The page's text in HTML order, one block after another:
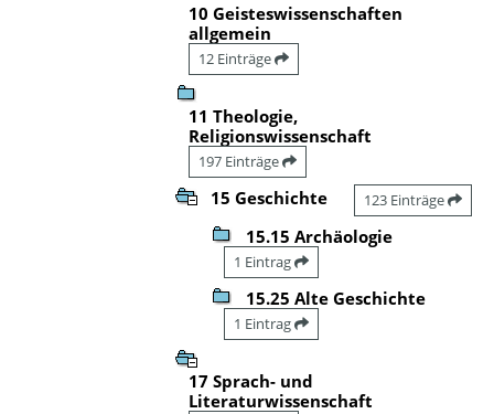
10 Geisteswissenschaften
allgemein
12 Einträge
11 Theologie,
Religionswissenschaft
197 Einträge
15 Geschichte 123 Einträge
15.15 Archäologie
1 Eintrag
15.25 Alte Geschichte
1 Eintrag
17 Sprach- und
Literaturwissenschaft